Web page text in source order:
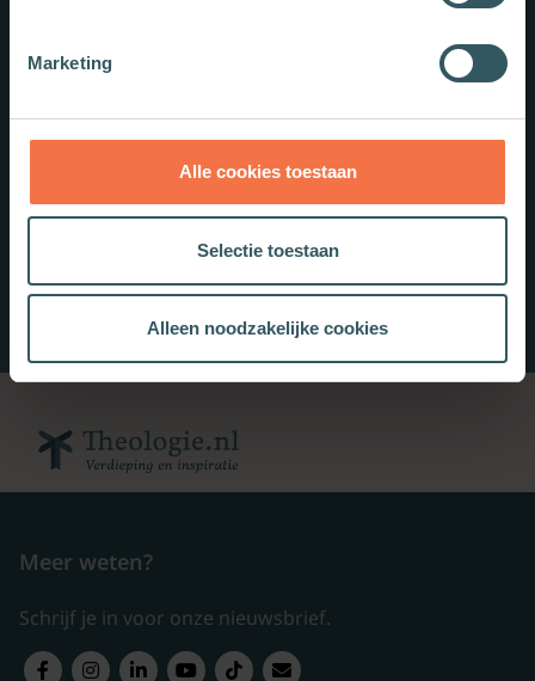
Marketing
Alle cookies toestaan
Selectie toestaan
Alleen noodzakelijke cookies
Meer weten?
Schrijf je in voor onze nieuwsbrief.